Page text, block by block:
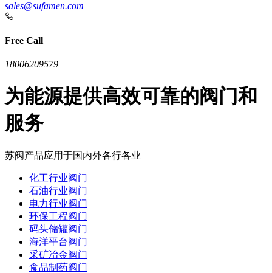
sales@sufamen.com
Free Call
18006209579
为能源提供高效可靠的阀门和
服务
苏阀产品应用于国内外各行各业
化工行业阀门
石油行业阀门
电力行业阀门
环保工程阀门
码头储罐阀门
海洋平台阀门
采矿冶金阀门
食品制药阀门